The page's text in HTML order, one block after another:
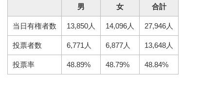
男 女 合計
当日有権者数 13,850人 14,096人 27,946人
投票者数 6,771人 6,877人 13,648人
投票率 48.89% 48.79% 48.84%